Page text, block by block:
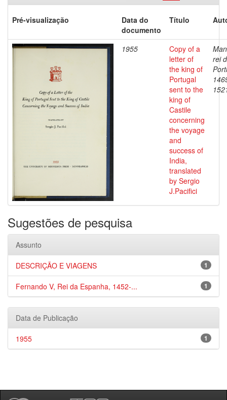
Pré-visualização
Data do
documento
Título
1955
Copy of a
letter of
the king of
Portugal
sent to the
king of
Castile
concerning
the voyage
and
success of
India,
translated
by Sergio
J.Pacifici
rei
Sugestões de pesquisa
Assunto
1
DESCRIÇÃO E VIAGENS
1
Fernando V, Rei da Espanha, 1452-...
Data de Publicação
1
1955